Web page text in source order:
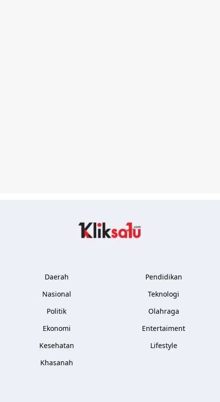
Daerah
Nasional
Politik
Ekonomi
Kesehatan
Khasanah
Pendidikan
Teknologi
Olahraga
Entertaiment
Lifestyle